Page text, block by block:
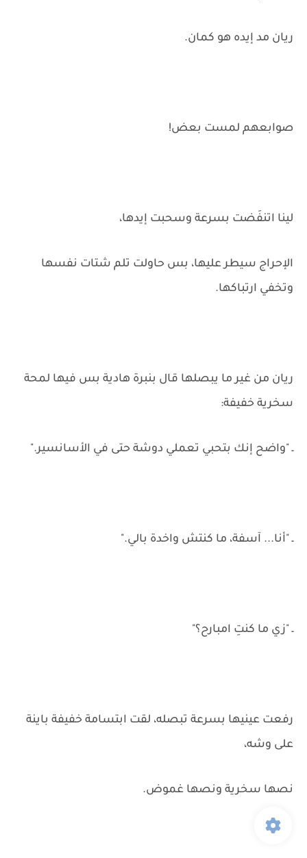
ريان مد إيده هو كمان.
صوابعهم لمست بعض!
لينا اتنفَضت بسرعة وسحبت إيدها،
الإحراج سيطر عليها، بس حاولت تلم شتات نفسها
وتخفي ارتباكها.
ريان من غير ما يبصلها قال بنبرة هادية بس فيها لمحة
سخرية خفيفة:
ـ "واضح إنك بتحبي تعملي دوشة حتى في الأسانسير."
ـ "أنا... آسفة، ما كنتش واخدة بالي."
ـ "زي ما كنتِ امبارح؟"
رفعت عينيها بسرعة تبصله، لقت ابتسامة خفيفة باينة
على وشه،
نصها سخرية ونصها غموض.